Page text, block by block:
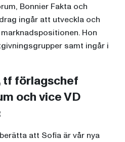
Bonnier Fakta och
ingår att utveckla och
Hon
samt ingår i
tf förlagschef
och vice VD
att Sofia är vår nya